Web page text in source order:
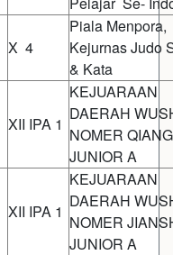
X 4
Piala Menpora,
Kejurnas Judo
& Kata
XII IPA 1
KEJUARAAN
DAERAH
NOMER
JUNIOR A
XII IPA 1
KEJUARAAN
DAERAH
NOMER
JUNIOR A